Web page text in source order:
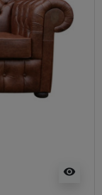
visibility